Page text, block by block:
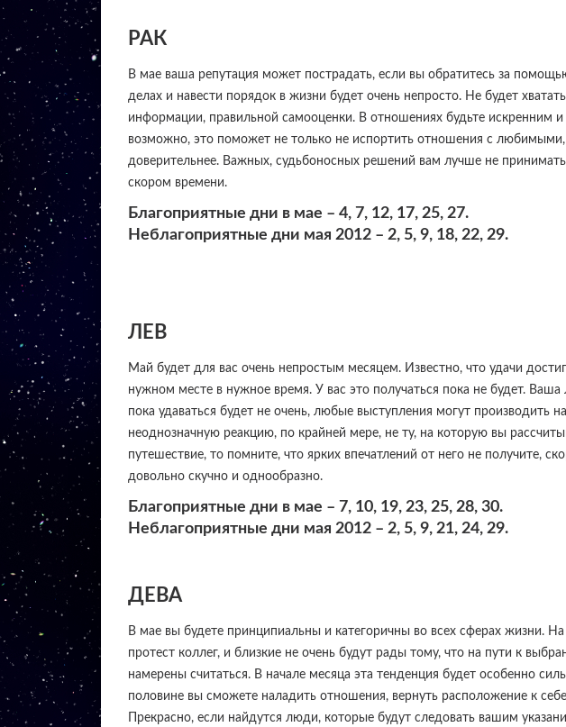
РАК
В мае ваша репутация может пострадать, если вы обратитесь за
делах и навести порядок в жизни будет очень непросто. Не будет
информации, правильной самооценки. В отношениях будьте искренним
возможно, это поможет не только не испортить отношения с
доверительнее. Важных, судьбоносных решений вам лучше не
скором времени.
Благоприятные дни в мае – 4, 7, 12, 17, 25, 27.
Неблагоприятные дни мая 2012 – 2, 5, 9, 18, 22, 29.
ЛЕВ
Май будет для вас очень непростым месяцем. Известно, что удачи
нужном месте в нужное время. У вас это получаться пока не будет.
пока удаваться будет не очень, любые выступления могут производить
неоднозначную реакцию, по крайней мере, не ту, на которую вы
путешествие, то помните, что ярких впечатлений от него не получите,
довольно скучно и однообразно.
Благоприятные дни в мае – 7, 10, 19, 23, 25, 28, 30.
Неблагоприятные дни мая 2012 – 2, 5, 9, 21, 24, 29.
ДЕВА
В мае вы будете принципиальны и категоричны во всех сферах жизни.
протест коллег, и близкие не очень будут рады тому, что на пути к
намерены считаться. В начале месяца эта тенденция будет особенно
половине вы сможете наладить отношения, вернуть расположение к
Прекрасно, если найдутся люди, которые будут следовать вашим